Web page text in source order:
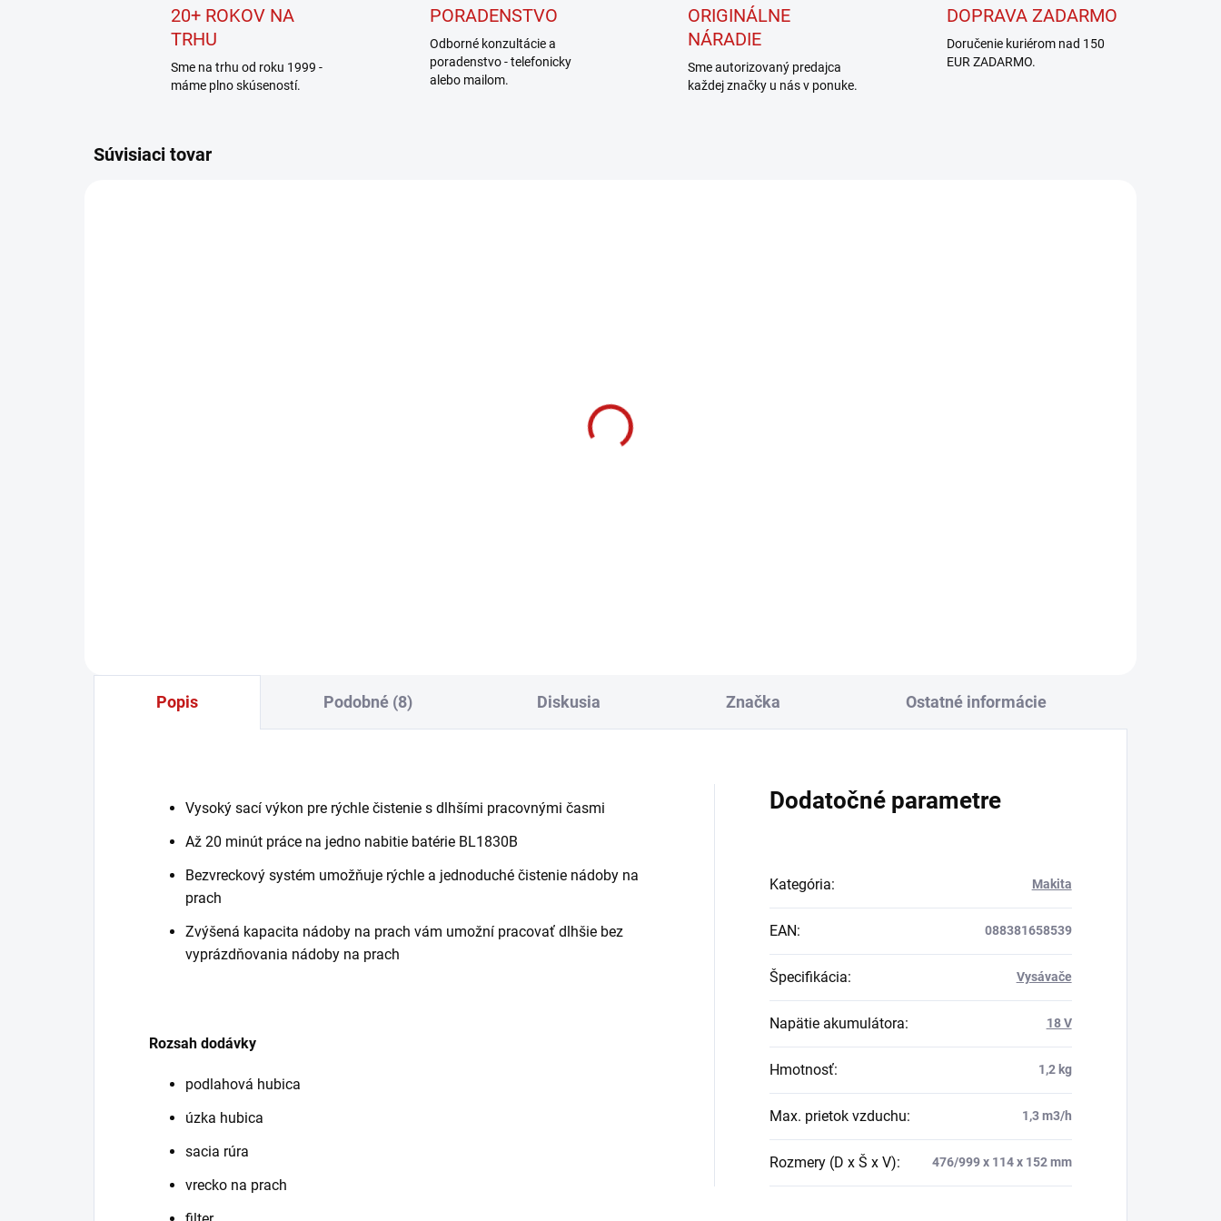
20+ ROKOV NA
TRHU
Sme na trhu od roku 1999 -
máme plno skúseností.
PORADENSTVO
Odborné konzultácie a
poradenstvo - telefonicky
alebo mailom.
ORIGINÁLNE
NÁRADIE
Sme autorizovaný predajca
každej značky u nás v ponuke.
DOPRAVA ZADARMO
Doručenie kuriérom nad 150
EUR ZADARMO.
Súvisiaci tovar
Popis Podobné (8) Diskusia Značka Ostatné informácie
Vysoký sací výkon pre rýchle čistenie s dlhšími pracovnými časmi
Až 20 minút práce na jedno nabitie batérie BL1830B
Bezvreckový systém umožňuje rýchle a jednoduché čistenie nádoby na
prach
Zvýšená kapacita nádoby na prach vám umožní pracovať dlhšie bez
vyprázdňovania nádoby na prach
Rozsah dodávky
podlahová hubica
úzka hubica
sacia rúra
vrecko na prach
Dodatočné parametre
Kategória: Makita
EAN: 088381658539
Špecifikácia: Vysávače
Napätie akumulátora: 18 V
Hmotnosť: 1,2 kg
Max. prietok vzduchu: 1,3 m3/h
Rozmery (D x Š x V): 476/999 x 114 x 152 mm